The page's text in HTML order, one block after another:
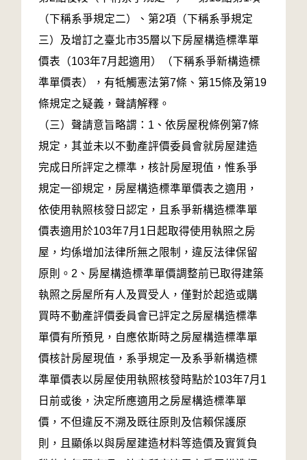
（下稱系爭規定二）、第2項（下稱系爭規定
三）及增訂之臺北市35層以下房屋構造標準單
價表（103年7月起適用）（下稱系爭新構造標
準單價表），有牴觸憲法第7條、第15條及第19
條規定之疑義，聲請解釋。
（三）聲請意旨略謂：1、依房屋稅條例第7條
規定，其並未以不動產評價委員會就房屋建造
完成日所評定之標準，核計房屋現值，惟系爭
規定一卻規定，房屋構造標準單價表之適用，
依使用執照核發日認定，且系爭新構造標準單
價表適用於103年7月1日起取得使用執照之房
屋，均係增加法律所無之限制，違反法律保留
原則。2、房屋構造標準單價調整前已取得建築
執照之房屋所有人及買受人，僅對於起造或購
買時不動產評價委員會已評定之房屋構造標準
單價有所預見，自應依斯時之房屋構造標準單
價核計房屋現值，系爭規定一及系爭新構造標
準單價表以房屋使用執照核發時點於103年7月1
日前或後，決定所應適用之房屋構造標準單
價，不但違反不溯及既往原則及信賴保護原
則，且顯係以與房屋建造材料等造價及實質負